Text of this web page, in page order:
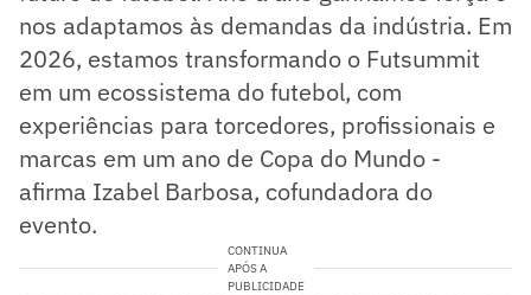
nos adaptamos às demandas da indústria. Em
2026, estamos transformando o Futsummit
em um ecossistema do futebol, com
experiências para torcedores, profissionais e
marcas em um ano de Copa do Mundo -
afirma Izabel Barbosa, cofundadora do
evento.
CONTINUA
APÓS A
PUBLICIDADE